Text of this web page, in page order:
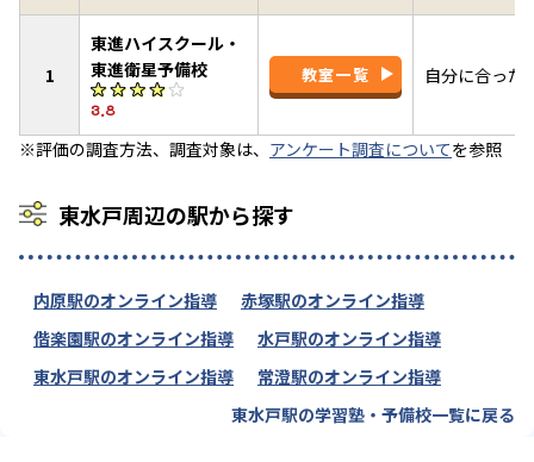
1
東進ハイスクール・
東進衛星予備校
3.8
教室一覧 自分に合った
※評価の調査方法、調査対象は、 アンケート調査についてを参照
東水戸周辺の駅から探す
内原駅のオンライン指導
赤塚駅のオンライン指導
偕楽園駅のオンライン指導
水戸駅のオンライン指導
東水戸駅のオンライン指導
常澄駅のオンライン指導
東水戸駅の学習塾・予備校一覧に戻る